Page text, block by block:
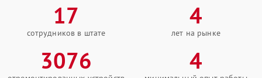
17
сотрудников в штате
4
лет на рынке
3076 4